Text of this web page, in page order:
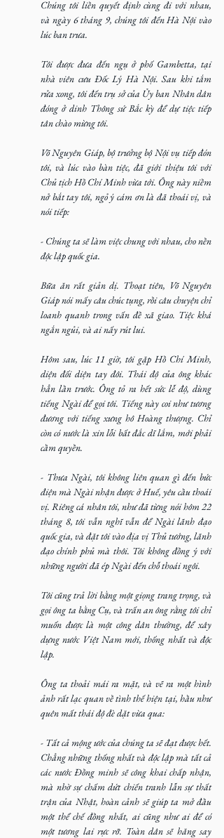
Chúng tôi liền quyết định cùng đi với nhau,
và ngày 6 tháng 9, chúng tôi đến Hà Nội vào
lúc ban trưa.
Tôi được đưa đến ngụ ở phố Gambetta, tại
nhà viên cưu Đốc Lý Hà Nội. Sau khi tắm
rửa xong, tôi đến trụ sở của Ủy ban Nhân dân
đóng ở dinh Thông sứ Bắc kỳ để dự tiệc tiếp
tân chào mừng tôi.
Võ Nguyên Giáp, bộ trưởng bộ Nội vụ tiếp đón
tôi, và lúc vào bàn tiệc, đã giới thiệu tôi với
Chủ tịch Hồ Chí Minh vừa tới. Ông này niềm
nở bắt tay tôi, ngỏ ý cám ơn là đã thoái vị, và
nói tiếp:
- Chúng ta sẽ làm việc chung với nhau, cho nền
độc lập quốc gia.
Bữa ăn rất giản dị. Thoạt tiên, Võ Nguyên
Giáp nói mấy câu chúc tụng, rồi câu chuyện chỉ
loanh quanh trong vấn đề xã giao. Tiệc khá
ngắn ngủi, và ai nấy rút lui.
Hôm sau, lúc 11 giờ, tôi gặp Hồ Chí Minh,
diện đối diện tay đôi. Thái độ của ông khác
hẳn lần trước. Ông tỏ ra hết sức lễ độ, dùng
tiếng Ngài để gọi tôi. Tiếng này coi như tương
đương với tiếng xưng hô Hoàng thượng. Chỉ
còn có nước là xin lỗi bất đắc dĩ lắm, mới phải
cầm quyền.
- Thưa Ngài, tôi không liên quan gì đến bức
điện mà Ngài nhận được ở Huế, yêu cầu thoái
vị. Riêng cá nhân tôi, như đã từng nói hôm 22
tháng 8, tôi vẫn nghĩ vẫn để Ngài lãnh đạo
quốc gia, và đặt tôi vào địa vị Thủ tướng, lãnh
đạo chính phủ mà thôi. Tôi không đồng ý với
những người đã ép Ngài đến chỗ thoái ngôi.
Tôi cũng trả lời bằng một giọng trang trọng, và
gọi ông ta bằng Cụ, và trấn an ông rằng tôi chỉ
muốn được là một công dân thường, để xây
dựng nước Việt Nam mới, thống nhất và độc
lập.
Ông ta thoải mái ra mặt, và vẽ ra một hình
ảnh rất lạc quan về tình thế hiện tại, hầu như
quên mất thái độ đè dặt vừa qua:
- Tất cả mộng ước của chúng ta sẽ đạt được hết.
Chẳng những thống nhất và độc lập mà tất cả
các nước Đồng minh sẽ công khai chấp nhận,
mà nhờ sự chấm dứt chiến tranh lẫn sự thất
trận của Nhật, hoàn cảnh sẽ giúp ta mở đầu
một thể chế đồng nhất, ai cũng như ai để có
một tương lai rực rỡ. Toàn dân sẽ hăng say